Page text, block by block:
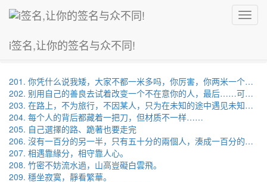
i签名,让你的签名与众不同!
首页 内容
201. 你凭什么说我矮，大家不都一米多吗，你厉害，你两米一个我看看！哼
202. 别用自己的善良去试着改变一个不在意你的人，最后……可能受到伤害的还是自己。
203. 在路上，不为旅行，不因某人，只为在未知的途中遇见未知的自己。
204. 每个人的背后都藏着一把刀，但材质不一样……
205. 自己選擇的路、跪著也要走完
206. 沒有一百分的另一半，只有五十分的兩個人，湊成一百分的兩口子。
207. 相遇靠緣分，相守靠人心。
208. 竹密不妨流水過，山高豈礙白雲飛。
209. 穩坐寂寞，靜看繁華。